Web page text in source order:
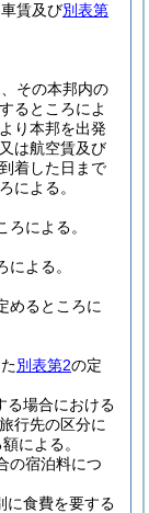
賃及び別表第
その本邦内の
るところによ
り本邦を出発
は航空賃及び
着した日まで
による。
ろによる。
による。
めるところに
別表第2の定
る場合における
行先の区分に
による。
の宿泊料につ
に食費を要する